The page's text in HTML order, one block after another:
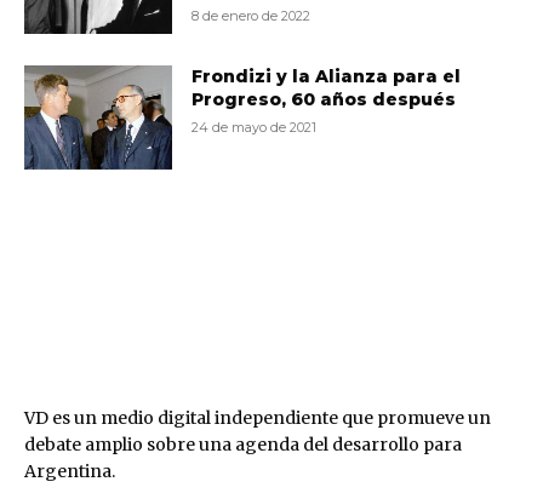
8 de enero de 2022
Frondizi y la Alianza para el
Progreso, 60 años después
24 de mayo de 2021
VD es un medio digital independiente que promueve un
debate amplio sobre una agenda del desarrollo para
Argentina.